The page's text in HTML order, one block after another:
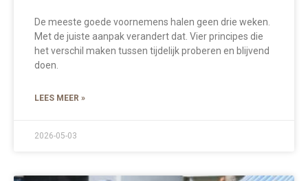
De meeste goede voornemens halen geen drie weken.
Met de juiste aanpak verandert dat. Vier principes die
het verschil maken tussen tijdelijk proberen en blijvend
doen.
LEES MEER »
2026-05-03